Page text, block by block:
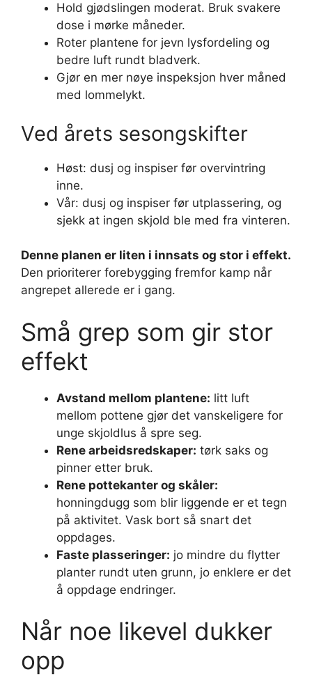
Hold gjødslingen moderat. Bruk svakere
dose i mørke måneder.
Roter plantene for jevn lysfordeling og
bedre luft rundt bladverk.
Gjør en mer nøye inspeksjon hver måned
med lommelykt.
Ved årets sesongskifter
Høst: dusj og inspiser før overvintring
inne.
Vår: dusj og inspiser før utplassering, og
sjekk at ingen skjold ble med fra vinteren.
Denne planen er liten i innsats og stor i effekt.
Den prioriterer forebygging fremfor kamp når
angrepet allerede er i gang.
Små grep som gir stor
effekt
Avstand mellom plantene: litt luft
mellom pottene gjør det vanskeligere for
unge skjoldlus å spre seg.
Rene arbeidsredskaper: tørk saks og
pinner etter bruk.
Rene pottekanter og skåler:
honningdugg som blir liggende er et tegn
på aktivitet. Vask bort så snart det
oppdages.
Faste plasseringer: jo mindre du flytter
planter rundt uten grunn, jo enklere er det
å oppdage endringer.
Når noe likevel dukker
opp